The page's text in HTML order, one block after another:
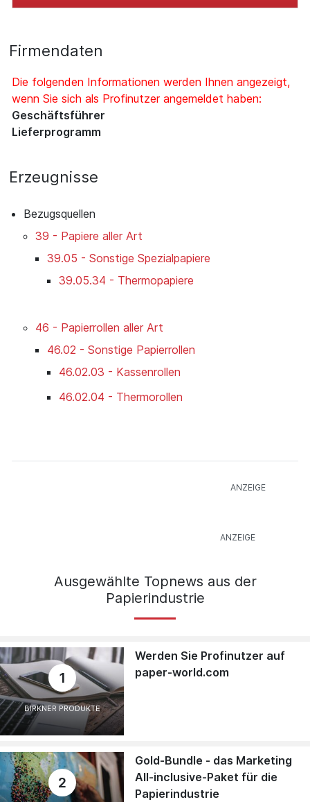
Firmendaten
Die folgenden Informationen werden Ihnen angezeigt,
wenn Sie sich als Profinutzer angemeldet haben:
Geschäftsführer
Lieferprogramm
Erzeugnisse
Bezugsquellen
39 - Papiere aller Art
39.05 - Sonstige Spezialpapiere
39.05.34 - Thermopapiere
46 - Papierrollen aller Art
46.02 - Sonstige Papierrollen
46.02.03 - Kassenrollen
46.02.04 - Thermorollen
Ausgewählte Topnews aus der
Papierindustrie
1
BIRKNER PRODUKTE
Werden Sie Profinutzer auf
paper-world.com
2
Gold-Bundle - das Marketing
All-inclusive-Paket für die
Papierindustrie